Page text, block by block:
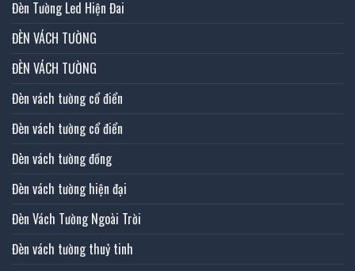
Đèn Tường Led Hiện Đai
ĐÈN VÁCH TƯỜNG
ĐÈN VÁCH TƯỜNG
Đèn vách tường cổ điển
Đèn vách tường cổ điển
Đèn vách tường đồng
Đèn vách tường hiện đại
Đèn Vách Tường Ngoài Trời
Đèn vách tường thuỷ tinh